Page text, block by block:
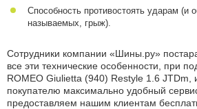
Способность противостоять ударам (и
называемых, грыж).
Сотрудники компании «Шины.ру»
все эти технические особенности, при
ROMEO Giulietta (940) Restyle 1.6 JTDm,
покупателю максимально удобный
предоставляем нашим клиентам